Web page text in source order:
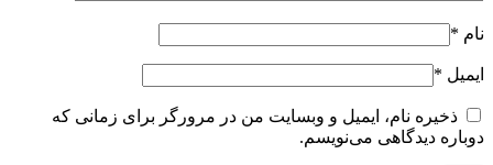
نام *
ایمیل *
ذخیره نام، ایمیل و وبسایت من در مرورگر برای زمانی که
دوباره دیدگاهی می‌نویسم.